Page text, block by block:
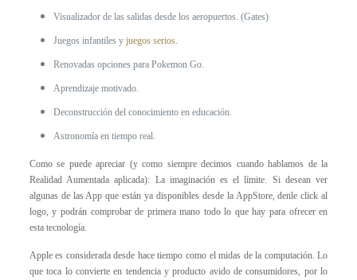
Visualizador de las salidas desde los aeropuertos. (Gates)
Juegos infantiles y juegos serios.
Renovadas opciones para Pokemon Go.
Aprendizaje motivado.
Deconstrucción del conocimiento en educación.
Astronomía en tiempo real.
Como se puede apreciar (y como siempre decimos cuando hablamos de la
Realidad Aumentada aplicada): La imaginación es el límite. Si desean ver
algunas de las App que están ya disponibles desde la AppStore, denle click al
logo, y podrán comprobar de primera mano todo lo que hay para ofrecer en
esta tecnología.
Apple es considerada desde hace tiempo como el midas de la computación. Lo
que toca lo convierte en tendencia y producto avido de consumidores, por lo